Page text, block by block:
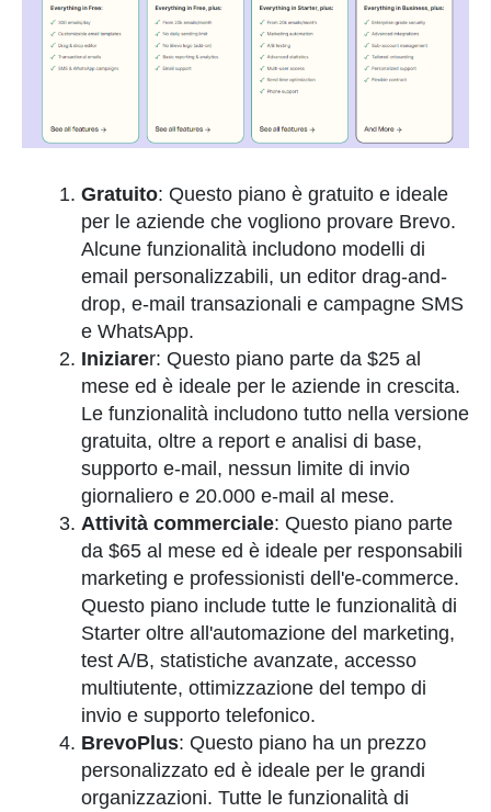
Gratuito: Questo piano è gratuito e ideale
per le aziende che vogliono provare Brevo.
Alcune funzionalità includono modelli di
email personalizzabili, un editor drag-and-
drop, e-mail transazionali e campagne SMS
e WhatsApp.
Iniziarer: Questo piano parte da $25 al
mese ed è ideale per le aziende in crescita.
Le funzionalità includono tutto nella versione
gratuita, oltre a report e analisi di base,
supporto e-mail, nessun limite di invio
giornaliero e 20.000 e-mail al mese.
Attività commerciale: Questo piano parte
da $65 al mese ed è ideale per responsabili
marketing e professionisti dell'e-commerce.
Questo piano include tutte le funzionalità di
Starter oltre all'automazione del marketing,
test A/B, statistiche avanzate, accesso
multiutente, ottimizzazione del tempo di
invio e supporto telefonico.
BrevoPlus: Questo piano ha un prezzo
personalizzato ed è ideale per le grandi
organizzazioni. Tutte le funzionalità di